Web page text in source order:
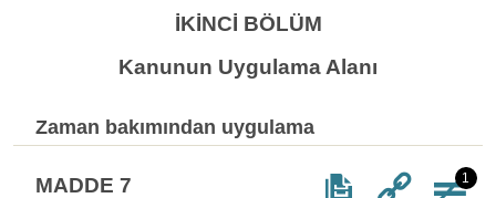
İKİNCİ BÖLÜM
Kanunun Uygulama Alanı
Zaman bakımından uygulama
MADDE 7 1